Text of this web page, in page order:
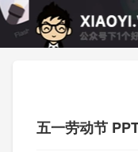
五一劳动节